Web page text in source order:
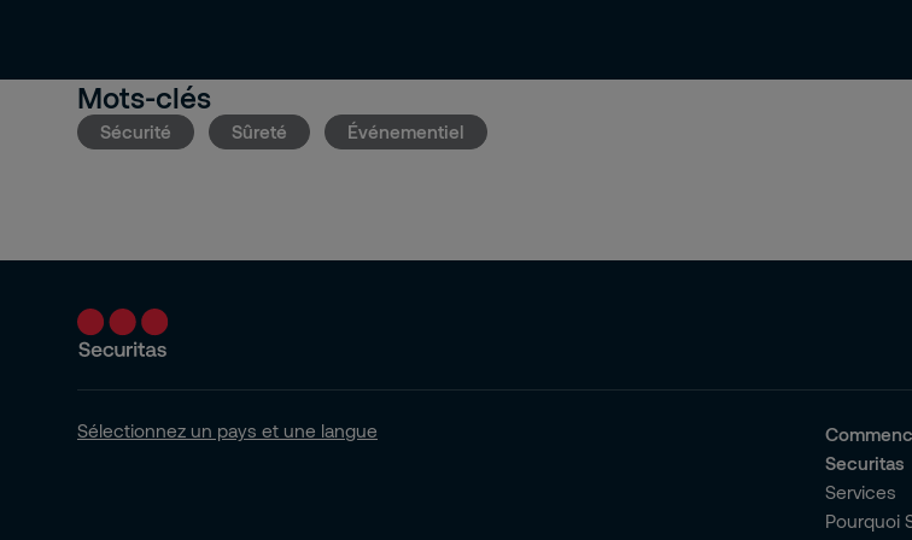
Mots-clés
Sécurité Sûreté Événementiel
Sélectionnez un pays et une langue
Securitas
Services
Pourquoi